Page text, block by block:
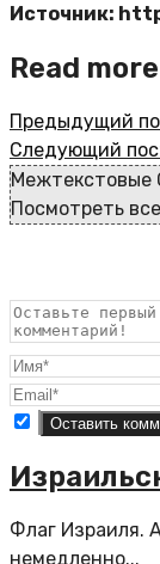
Источник:
Read
Предыдущий
Следующий
Межтекстовые
Посмотреть
Флаг Израиля.
немедленно...